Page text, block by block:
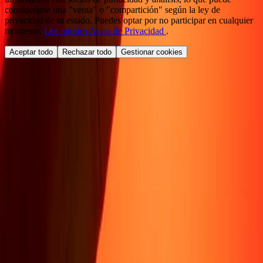
considerarse una "venta" o "compartición" según la ley de
privacidad de tu estado. Puedes optar por no participar en cualquier
momento. Lee nuestro Aviso de Privacidad .
Aceptar todo Rechazar todo Gestionar cookies